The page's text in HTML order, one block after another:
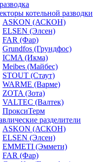
котельной разводки
ASKON (АСКОН)
ELSEN (Элсен)
FAR (Фар)
Grundfos (Грундфос)
ICMA (Икма)
Meibes (Майбес)
STOUT (Стаут)
WARME (Варме)
ZOTA (Зота)
VALTEC (Валтек)
ПроксиТерм
разделители
ASKON (АСКОН)
ELSEN (Элсен)
EMMETI (Эммети)
FAR (Фар)